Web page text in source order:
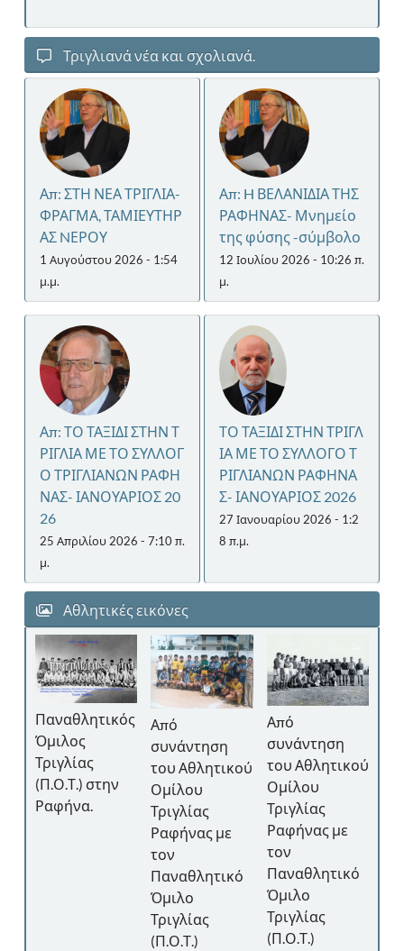
Τριγλιανά νέα και σχολιανά.
Απ: ΣΤΗ ΝΕΑ ΤΡΙΓΛΙΑ-
ΦΡΑΓΜΑ, ΤΑΜΙΕΥΤΗΡ
ΑΣ NΕΡΟΥ
1 Αυγούστου 2026 - 1:54
μ.μ.
Απ: H ΒΕΛΑΝΙΔΙΑ ΤΗΣ
ΡΑΦΗΝΑΣ- Μνημείο
της φύσης -σύμβολο
12 Ιουλίου 2026 - 10:26 π.
μ.
Απ: ΤΟ ΤΑΞΙΔΙ ΣΤΗΝ Τ
ΡΙΓΛΙΑ ΜΕ ΤΟ ΣΥΛΛΟΓ
Ο ΤΡΙΓΛΙΑΝΩΝ ΡΑΦΗ
ΝΑΣ- ΙΑΝΟΥΑΡΙΟΣ 20
26
25 Απριλίου 2026 - 7:10 π.
μ.
ΤΟ ΤΑΞΙΔΙ ΣΤΗΝ ΤΡΙΓΛ
ΙΑ ΜΕ ΤΟ ΣΥΛΛΟΓΟ Τ
ΡΙΓΛΙΑΝΩΝ ΡΑΦΗΝΑ
Σ- ΙΑΝΟΥΑΡΙΟΣ 2026
27 Ιανουαρίου 2026 - 1:2
8 π.μ.
Αθλητικές εικόνες
Παναθλητικός
Όμιλος
Τριγλίας
(Π.Ο.Τ.) στην
Ραφήνα.
Από
συνάντηση
του Αθλητικού
Ομίλου
Τριγλίας
Ραφήνας με
τον
Παναθλητικό
Όμιλο
Τριγλίας
(Π.Ο.Τ.)
Από
συνάντηση
του Αθλητικού
Ομίλου
Τριγλίας
Ραφήνας με
τον
Παναθλητικό
Όμιλο
Τριγλίας
(Π.Ο.Τ.)